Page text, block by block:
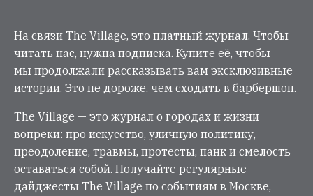
На связи The Village, это платный журнал. Чтобы
читать нас, нужна подписка. Купите её, чтобы
мы продолжали рассказывать вам эксклюзивные
истории. Это не дороже, чем сходить в барбершоп.
The Village — это журнал о городах и жизни
вопреки: про искусство, уличную политику,
преодоление, травмы, протесты, панк и смелость
оставаться собой. Получайте регулярные
дайджесты The Village по событиям в Москве,